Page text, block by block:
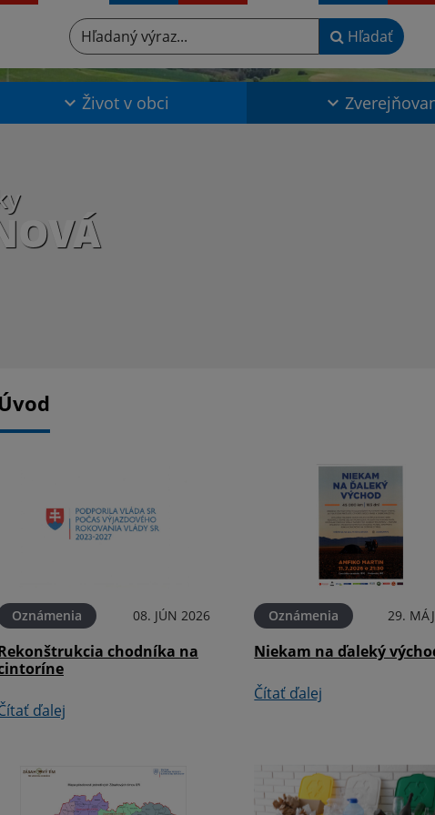
Hľadaný výraz... Hľadať
Život v obci
Úvod
Oznámenia 08. JÚN 2026
chodníka na
ďalej
Oznámenia 29.
Niekam na ďaleký
Čítať ďalej